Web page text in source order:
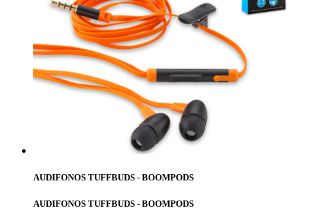
AUDIFONOS TUFFBUDS - BOOMPODS
AUDIFONOS TUFFBUDS - BOOMPODS